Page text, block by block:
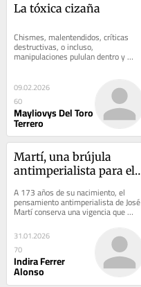
La tóxica cizaña
Chismes, malentendidos, críticas
destructivas, o incluso,
manipulaciones pululan dentro y
fuera del entorno digital. Esos
09.02.2026
60
Mayliovys Del Toro
Terrero
Martí, una brújula
antimperialista para el
A 173 años de su nacimiento, el
pensamiento antimperialista de José
Martí conserva una vigencia que
interpela a todos, cuando el tablero...
31.01.2026
70
Indira Ferrer
Alonso